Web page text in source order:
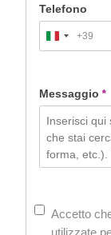
Telefono
Italy
+39
+39
Messaggio *
Accetto
utilizzate